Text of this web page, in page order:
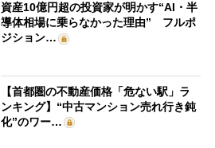
資産10億円超の投資家が明かす“AI・半
導体相場に乗らなかった理由” フルポ
ジション…
【首都圏の不動産価格「危ない駅」ラ
ンキング】“中古マンション売れ行き鈍
化”のワー…